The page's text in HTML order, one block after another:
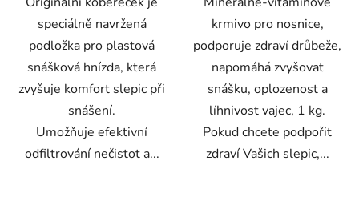
speciálně navržená
podložka pro plastová
snášková hnízda, která
zvyšuje komfort slepic při
snášení.
Umožňuje efektivní
odfiltrování nečistot a...
krmivo pro nosnice,
podporuje zdraví drůbeže,
napomáhá zvyšovat
snášku, oplozenost a
líhnivost vajec, 1 kg.
Pokud chcete podpořit
zdraví Vašich slepic,...